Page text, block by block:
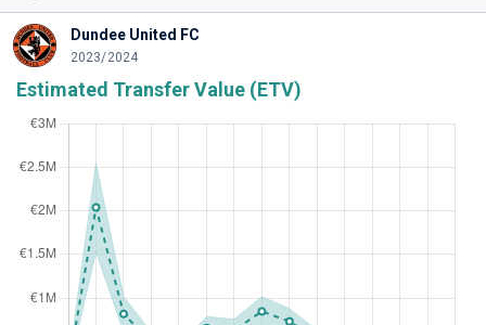
Dundee United FC
2023/2024
Estimated Transfer Value (ETV)